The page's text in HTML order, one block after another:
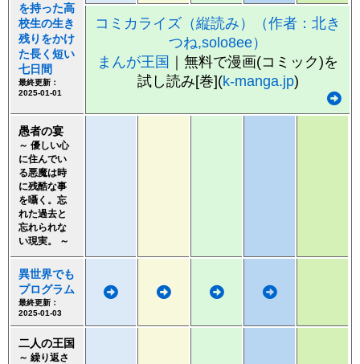
を持った高
校生の生き
残りをかけ
た長く短い
七日間
最終更新：
2025-01-01
コミカライズ（縦読み）（作者：北き
つね,solo8ee）
まんが王国 ｜無料で漫画(コミック)を
試し読み[巻](k-manga.jp)
愚者の宴
～ 優しい心
に住んでい
る悪魔は時
に残酷な事
を囁く。忘
れた過去と
忘れられな
い現実。 ～
異世界でも
プログラム
最終更新：
2025-01-03
二人の王国
～ 繰り返さ